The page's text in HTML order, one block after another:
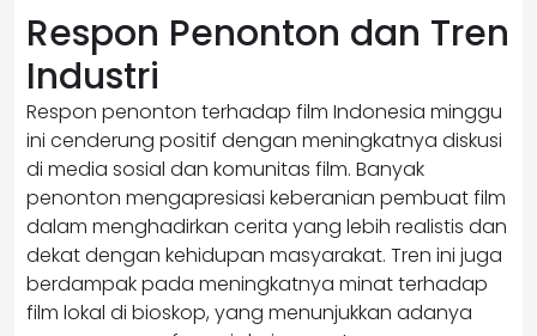
Respon Penonton dan Tren
Industri
Respon penonton terhadap film Indonesia minggu
ini cenderung positif dengan meningkatnya diskusi
di media sosial dan komunitas film. Banyak
penonton mengapresiasi keberanian pembuat film
dalam menghadirkan cerita yang lebih realistis dan
dekat dengan kehidupan masyarakat. Tren ini juga
berdampak pada meningkatnya minat terhadap
film lokal di bioskop, yang menunjukkan adanya